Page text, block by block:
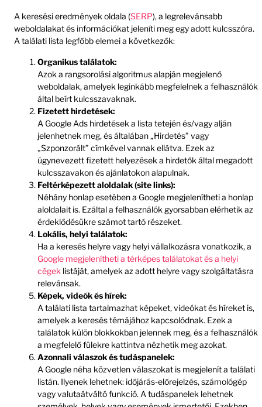
A keresési eredmények oldala (SERP), a legrelevánsabb
weboldalakat és információkat jeleníti meg egy adott kulcsszóra.
A találati lista legfőbb elemei a következők:
Organikus találatok:
Azok a rangsorolási algoritmus alapján megjelenő
weboldalak, amelyek leginkább megfelelnek a felhasználók
által beírt kulcsszavaknak.
Fizetett hirdetések:
A Google Ads hirdetések a lista tetején és/vagy alján
jelenhetnek meg, és általában „Hirdetés” vagy
„Szponzorált” címkével vannak ellátva. Ezek az
úgynevezett fizetett helyezések a hirdetők által megadott
kulcsszavakon és ajánlatokon alapulnak.
Feltérképezett aloldalak (site links):
Néhány honlap esetében a Google megjelenítheti a honlap
aloldalait is. Ezáltal a felhasználók gyorsabban elérhetik az
érdeklődésükre számot tartó részeket.
Lokális, helyi találatok:
Ha a keresés helyre vagy helyi vállalkozásra vonatkozik, a
Google megjelenítheti a térképes találatokat és a helyi
cégek listáját, amelyek az adott helyre vagy szolgáltatásra
relevánsak.
Képek, videók és hírek:
A találati lista tartalmazhat képeket, videókat és híreket is,
amelyek a keresés témájához kapcsolódnak. Ezek a
találatok külön blokkokban jelennek meg, és a felhasználók
a megfelelő fülekre kattintva nézhetik meg azokat.
Azonnali válaszok és tudáspanelek:
A Google néha közvetlen válaszokat is megjelenít a találati
listán. Ilyenek lehetnek: időjárás-előrejelzés, számológép
vagy valutaátváltó funkció. A tudáspanelek lehetnek